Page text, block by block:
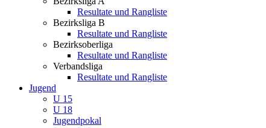
Resultate und Rangliste
Bezirksliga B
Resultate und Rangliste
Bezirksoberliga
Resultate und Rangliste
Verbandsliga
Resultate und Rangliste
Jugend
U 15
U 18
Jugendpokal